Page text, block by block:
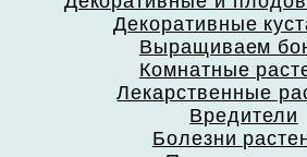
Декоративные
Выращиваем
Комнатные
Лекарственные
Вредители
Болезни